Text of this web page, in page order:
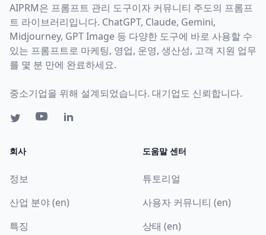
AIPRM은 프롬프트 관리 도구이자 커뮤니티 주도의 프롬프
트 라이브러리입니다. ChatGPT, Claude, Gemini,
Midjourney, GPT Image 등 다양한 도구에 바로 사용할 수
있는 프롬프트로 마케팅, 영업, 운영, 생산성, 고객 지원 업무
를 몇 분 만에 완료하세요.
중소기업을 위해 설계되었습니다. 대기업도 신뢰합니다.
회사
정보
산업 분야 (en)
특징
도움말 센터
튜토리얼
사용자 커뮤니티 (en)
상태 (en)